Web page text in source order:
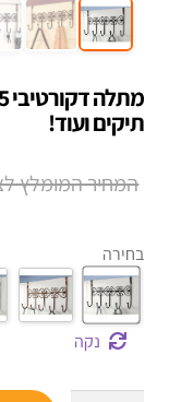
תיקים ועוד!
בחירה
נקה